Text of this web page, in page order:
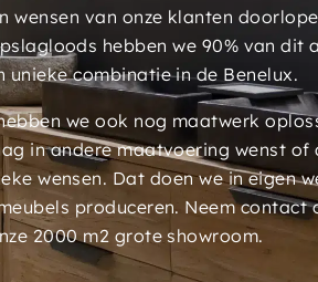
van onze klanten
hebben we 90% van dit
unieke combinatie in de Benelux.
we ook nog maatwerk
in andere maatvoering wenst of
wensen. Dat doen we in eigen
produceren. Neem contact
2000 m2 grote showroom.